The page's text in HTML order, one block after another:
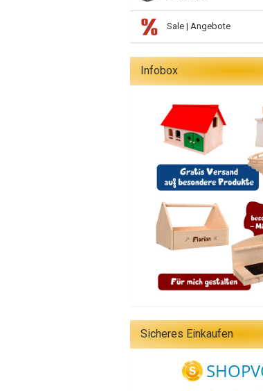
Sale | Angebote
Infobox
Sicheres Einkaufen